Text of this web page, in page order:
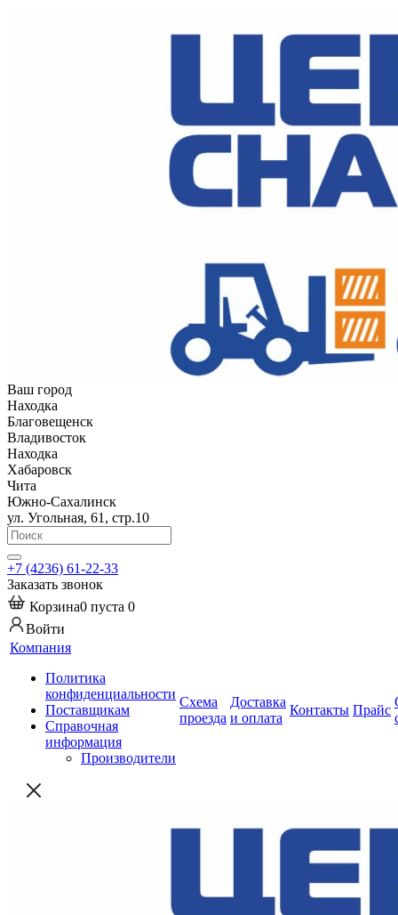
Ваш город
Находка
Благовещенск
Владивосток
Находка
Хабаровск
Чита
Южно-Сахалинск
ул. Угольная, 61, стр.10
+7 (4236) 61-22-33
Заказать звонок
Корзина0 пуста 0
Войти
Компания
Политика
конфиденциальности
Поставщикам
Справочная
информация
Производители
Схема
проезда
Доставка
и оплата
Контакты Прайс